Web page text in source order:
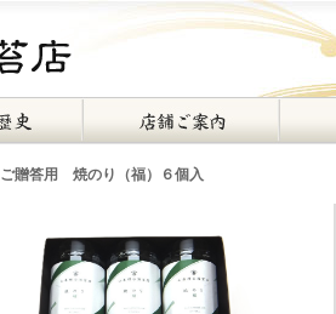
ご贈答用 焼のり（福）６個入